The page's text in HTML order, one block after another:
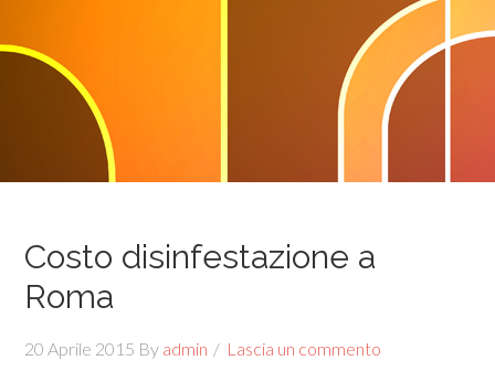
Costo disinfestazione a
Roma
20 Aprile 2015 By admin Lascia un commento